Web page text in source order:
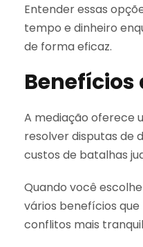
Entender essas
tempo e dinheiro
de forma eficaz.
A mediação oferece
resolver disputas de
custos de batalhas
Quando você
vários benefícios
conflitos mais